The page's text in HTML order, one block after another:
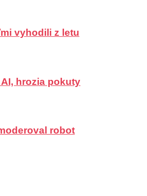
vyhodili z letu
hrozia pokuty
robot